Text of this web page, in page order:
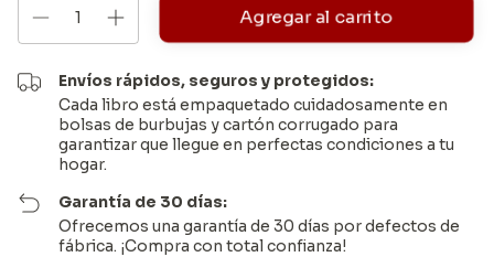
Envíos rápidos, seguros y protegidos:
Cada libro está empaquetado cuidadosamente en
bolsas de burbujas y cartón corrugado para
garantizar que llegue en perfectas condiciones a tu
hogar.
Garantía de 30 días:
Ofrecemos una garantía de 30 días por defectos de
fábrica. ¡Compra con total confianza!